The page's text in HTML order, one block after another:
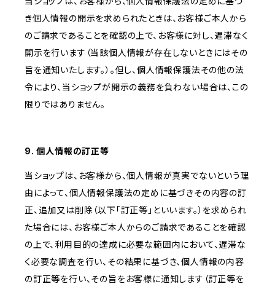
き個人情報の開示を求められたときは、お客様ご本人から
のご請求であることを確認の上で、お客様に対し、遅滞なく
開示を行います（当該個人情報が存在しないときにはその
旨を通知いたします。）。但し、個人情報保護法その他の法
令により、当ショップが開示の義務を負わない場合は、この
限りではありません。
9. 個人情報の訂正等
当ショップは、お客様から、個人情報が真実でないという理
由によって、個人情報保護法の定めに基づきその内容の訂
正、追加又は削除（以下「訂正等」といいます。）を求められ
た場合には、お客様ご本人からのご請求であることを確認
の上で、利用目的の達成に必要な範囲内において、遅滞な
く必要な調査を行い、その結果に基づき、個人情報の内容
の訂正等を行い、その旨をお客様に通知します（訂正等を